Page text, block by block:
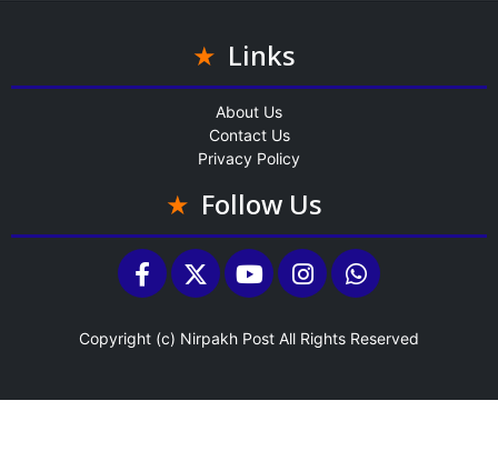
Links
About Us
Contact Us
Privacy Policy
Follow Us
Copyright (c) Nirpakh Post All Rights Reserved